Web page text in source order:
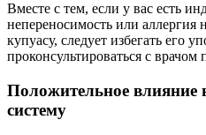
Вместе с тем, если у вас есть
непереносимость или аллергия
купуасу, следует избегать его
проконсультироваться с
Положительное влияние
систему